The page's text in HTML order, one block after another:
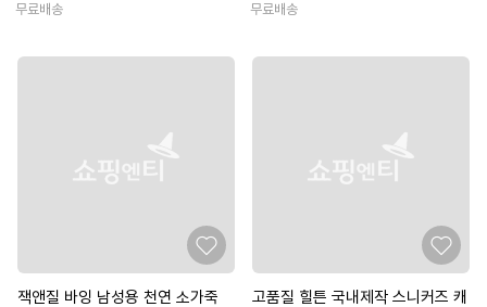
무료배송
무료배송
잭앤질 바잉 남성용 천연 소가죽
고품질 힐튼 국내제작 스니커즈 캐